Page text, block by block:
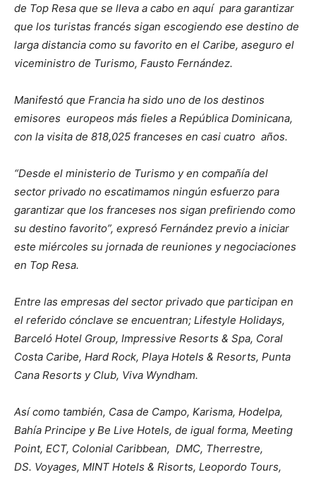
de Top Resa que se lleva a cabo en aquí para garantizar
que los turistas francés sigan escogiendo ese destino de
larga distancia como su favorito en el Caribe, aseguro el
viceministro de Turismo, Fausto Fernández.
Manifestó que Francia ha sido uno de los destinos
emisores europeos más fieles a República Dominicana,
con la visita de 818,025 franceses en casi cuatro años.
“Desde el ministerio de Turismo y en compañía del
sector privado no escatimamos ningún esfuerzo para
garantizar que los franceses nos sigan prefiriendo como
su destino favorito”, expresó Fernández previo a iniciar
este miércoles su jornada de reuniones y negociaciones
en Top Resa.
Entre las empresas del sector privado que participan en
el referido cónclave se encuentran; Lifestyle Holidays,
Barceló Hotel Group, Impressive Resorts & Spa, Coral
Costa Caribe, Hard Rock, Playa Hotels & Resorts, Punta
Cana Resorts y Club, Viva Wyndham.
Así como también, Casa de Campo, Karisma, Hodelpa,
Bahía Principe y Be Live Hotels, de igual forma, Meeting
Point, ECT, Colonial Caribbean, DMC, Therrestre,
DS. Voyages, MINT Hotels & Risorts, Leopordo Tours,